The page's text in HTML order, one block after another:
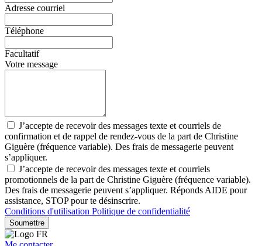
Adresse courriel
Téléphone
Facultatif
Votre message
J’accepte de recevoir des messages texte et courriels de
confirmation et de rappel de rendez-vous de la part de Christine
Giguère (fréquence variable). Des frais de messagerie peuvent
s’appliquer.
J’accepte de recevoir des messages texte et courriels
promotionnels de la part de Christine Giguère (fréquence variable).
Des frais de messagerie peuvent s’appliquer. Réponds AIDE pour
assistance, STOP pour te désinscrire.
Conditions d'utilisation Politique de confidentialité
Soumettre